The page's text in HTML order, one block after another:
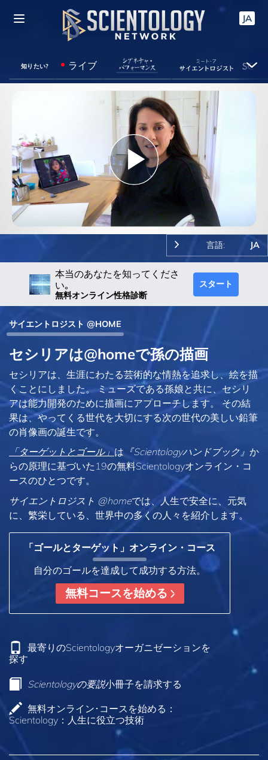
JA
知りたい? ライブ
Play
Video
言語: JA
本当のあなたを知ってくださ
い｡
無料オンライン性格診断
スタート
サイエントロジスト @HOME
セシリアは@homeで孫の描画
セシリアは、生涯にわたる芸術的な情熱を追求し、絵を描
くことにしました。 ミューズである孫娘と共に、セシリ
アは能力開発のために描画にアプローチします。 その結
果は、やってくる世代を大切にする次の世代の美しい鉛筆
の肖像画の誕生です。
「ターゲットとゴール」 は 『Scientologyハンドブック』 か
らの原理に基づいた19の無料Scientologyオンライン・コ
ースのひとつです。
サイエントロジスト @homeでは、人生で安全に、元気
に、繁栄している、世界中の多くの人々を紹介します。
「ゴールとターゲット」オンライン・コース
自分のゴールを達成して成功する方法。
無料コースを始める
最寄りのScientologyオーガニゼーションを
探す
Scientologyの要説小冊子を請求する
無料オンライン･コースを始める：
Scientology：人生に役立つ技術